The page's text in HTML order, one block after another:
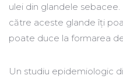
ulei din glandele
către aceste glande îți
poate duce la formarea
Un studiu epidemiologic